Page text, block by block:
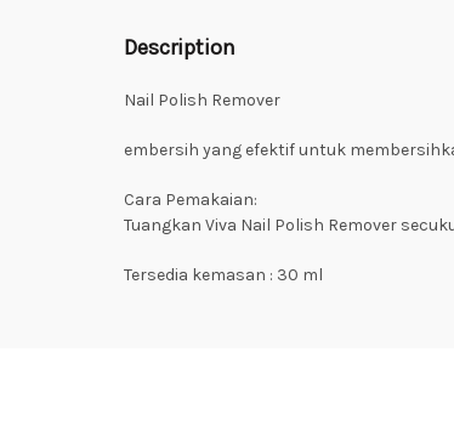
Description
Nail Polish Remover
embersih yang efektif untuk
Cara Pemakaian:
Tuangkan Viva Nail Polish Remover
Tersedia kemasan : 30 ml